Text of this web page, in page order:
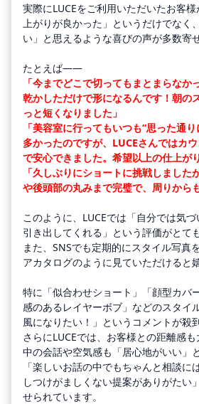
実際にLUCEをご利用いただいたお客
上がりが良かった」というだけでなく
い」と思えるような喜びの声が多数寄
たとえば——
「今までどこで切ってもまとまらなか
乾かしただけで形になるんです！朝の
っと短くなりました」
「美容室に行ってもいつも“思った通
多かったのですが、LUCEさんではカ
で安心できました。希望以上の仕上が
「久しぶりにショートに挑戦しました
や後頭部の丸みまで完璧で、周りから
このように、LUCEでは「自分では気
引き出してくれる」という評価がとて
また、SNSでも定期的にスタイル写真
アカタログのように見ていただけると
特に「似合わせショート」「顔型カバ
感のあるレイヤーボブ」などのスタイ
風になりたい！」というコメントが殺到
さらにLUCEでは、お客様との距離感
中の会話や空気感も「居心地がいい」
「楽しいお話の中でもちゃんと相談に
しつけがましくない提案がありがたい
せられています。